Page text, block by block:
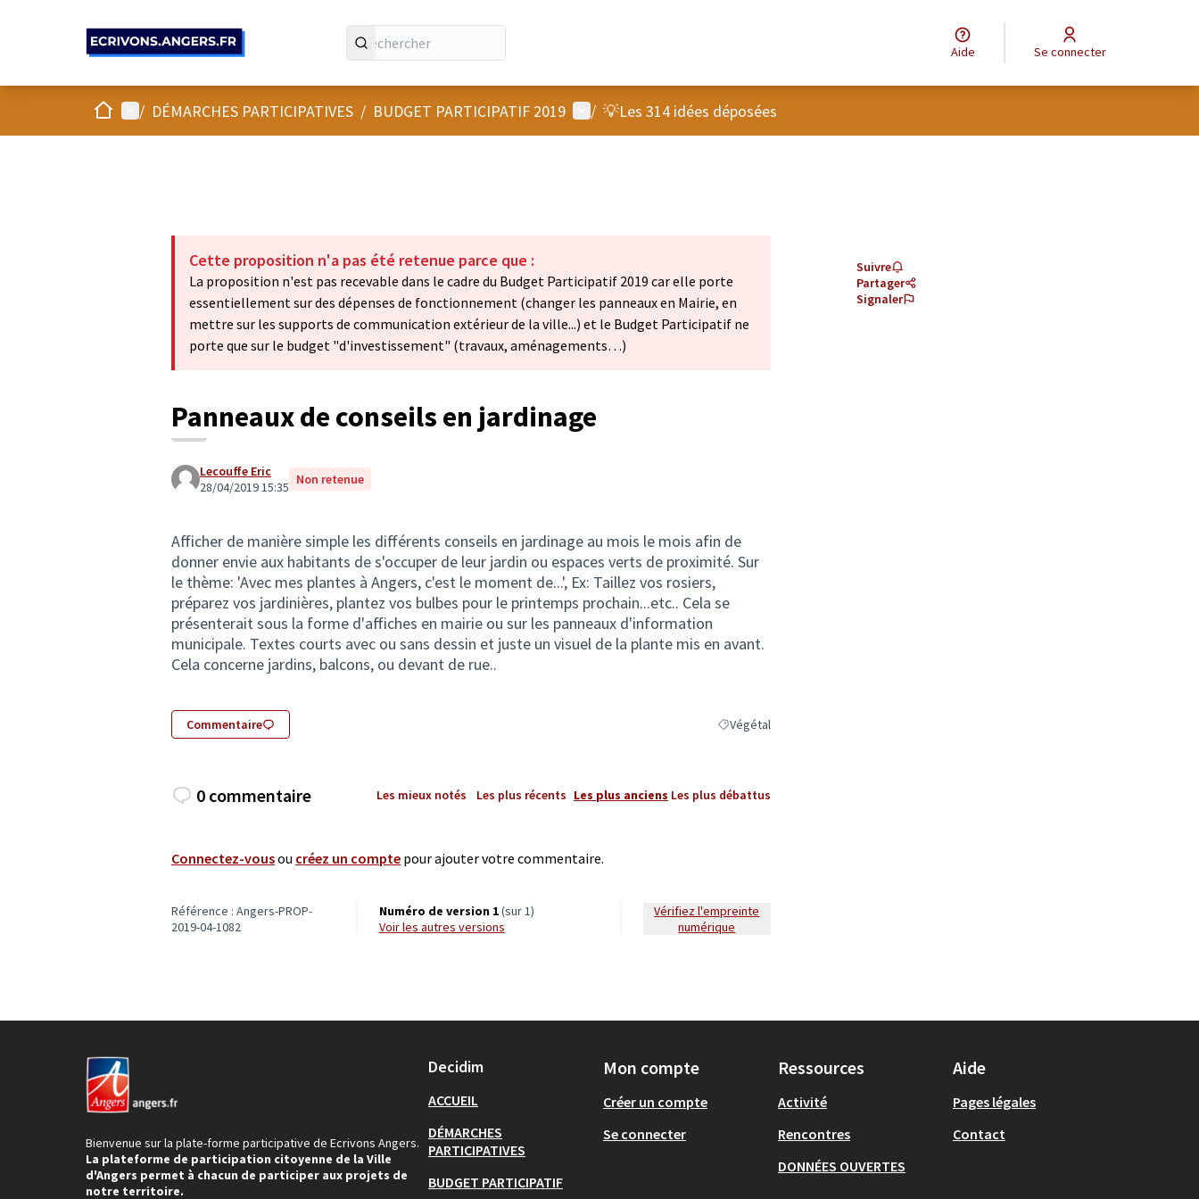
Aide Se connecter
AccueilMenu principal
/ DÉMARCHES PARTICIPATIVES / BUDGET PARTICIPATIF 2019 Menu utilisateur
/ 💡Les 314 idées déposées
Cette proposition n'a pas été retenue parce que :
La proposition n'est pas recevable dans le cadre du Budget Participatif 2019 car elle porte
essentiellement sur des dépenses de fonctionnement (changer les panneaux en Mairie, en
mettre sur les supports de communication extérieur de la ville...) et le Budget Participatif ne
porte que sur le budget "d'investissement" (travaux, aménagements…)
Panneaux de conseils en jardinage
Lecouffe Eric
28/04/2019 15:35 Non retenue
Afficher de manière simple les différents conseils en jardinage au mois le mois afin de
donner envie aux habitants de s'occuper de leur jardin ou espaces verts de proximité. Sur
le thème: 'Avec mes plantes à Angers, c'est le moment de...', Ex: Taillez vos rosiers,
préparez vos jardinières, plantez vos bulbes pour le printemps prochain...etc.. Cela se
présenterait sous la forme d'affiches en mairie ou sur les panneaux d'information
municipale. Textes courts avec ou sans dessin et juste un visuel de la plante mis en avant.
Cela concerne jardins, balcons, ou devant de rue..
Commentaire Filtrer les résultats de la catégorie : Végétal
Végétal
Suivre
Partager
Signaler
0 commentaire Les mieux notés Les plus récents Les plus anciens Les plus débattus
Connectez-vousou créez un compte pour ajouter votre commentaire.
Référence : Angers-PROP-
2019-04-1082
Numéro de version 1(sur 1)
voir les autres versions
Vérifiez l'empreinte
numérique
Bienvenue sur la plate-forme participative de Ecrivons Angers.
La plateforme de participation citoyenne de la Ville
d'Angers permet à chacun de participer aux projets de
notre territoire.
Decidim
ACCUEIL
DÉMARCHES
PARTICIPATIVES
BUDGET PARTICIPATIF
Mon compte
Créer un compte
Se connecter
Ressources
Activité
Rencontres
DONNÉES OUVERTES
Aide
Pages légales
Contact